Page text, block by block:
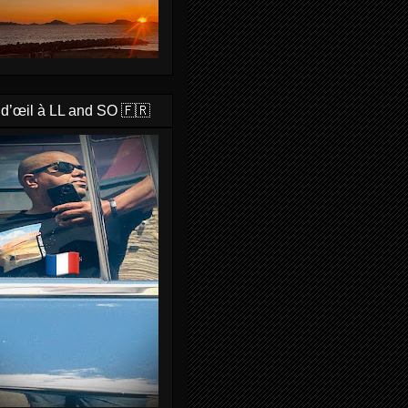
à LL and SO 🇫🇷